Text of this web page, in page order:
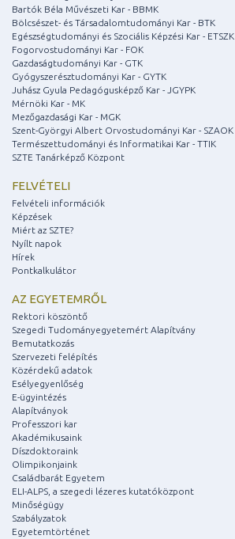
Bartók Béla Művészeti Kar - BBMK
Bölcsészet- és Társadalomtudományi Kar - BTK
Egészségtudományi és Szociális Képzési Kar - ETSZK
Fogorvostudományi Kar - FOK
Gazdaságtudományi Kar - GTK
Gyógyszerésztudományi Kar - GYTK
Juhász Gyula Pedagógusképző Kar - JGYPK
Mérnöki Kar - MK
Mezőgazdasági Kar - MGK
Szent-Györgyi Albert Orvostudományi Kar - SZAOK
Természettudományi és Informatikai Kar - TTIK
SZTE Tanárképző Központ
FELVÉTELI
Felvételi információk
Képzések
Miért az SZTE?
Nyílt napok
Hírek
Pontkalkulátor
AZ EGYETEMRŐL
Rektori köszöntő
Szegedi Tudományegyetemért Alapítvány
Bemutatkozás
Szervezeti felépítés
Közérdekű adatok
Esélyegyenlőség
E-ügyintézés
Alapítványok
Professzori kar
Akadémikusaink
Díszdoktoraink
Olimpikonjaink
Családbarát Egyetem
ELI-ALPS, a szegedi lézeres kutatóközpont
Minőségügy
Szabályzatok
Egyetemtörténet